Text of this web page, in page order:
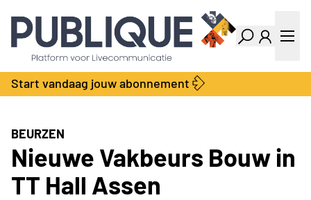
Industry Dashboard
Vacatures
Kalender
Producten
Bedrijvengids
Locatie Finder
Contact
Adverteren
Abonnementen
Start vandaag jouw abonnement
BEURZEN
Nieuwe Vakbeurs Bouw in
TT Hall Assen